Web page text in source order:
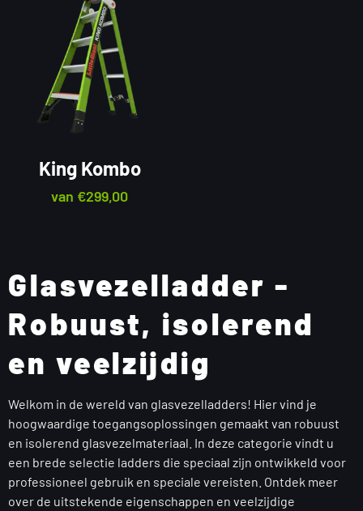
King Kombo
van €299,00
Glasvezelladder -
Robuust, isolerend
en veelzijdig
Welkom in de wereld van glasvezelladders! Hier vind je
hoogwaardige toegangsoplossingen gemaakt van robuust
en isolerend glasvezelmateriaal. In deze categorie vindt u
een brede selectie ladders die speciaal zijn ontwikkeld voor
professioneel gebruik en speciale vereisten. Ontdek meer
over de uitstekende eigenschappen en veelzijdige